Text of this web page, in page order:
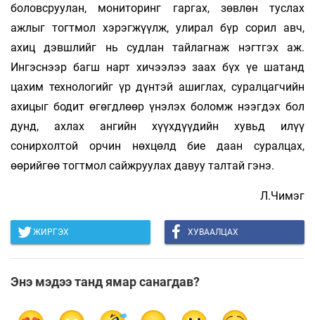
боловсруулан, мониторинг гаргах, зөвлөн туслах
ажлыг тогтмол хэрэгжүүлж, улирал бүр сорил авч,
ахиц дэвшлийг нь судлан тайлагнаж нэгтгэх аж.
Ингэснээр багш нарт хичээлээ заах бүх үе шатанд
цахим технологийг үр дүнтэй ашиглах, суралцагчийн
ахицыг бодит өгөгдлөөр үнэлэх боломж нээгдэх бол
дунд, ахлах ангийн хүүхдүүдийн хувьд илүү
сонирхолтой орчин нөхцөлд бие даан суралцах,
өөрийгөө тогтмол сайжруулах давуу талтай гэнэ.
Л.Чимэг
ЖИРГЭХ ХУВААЛЦАХ
Энэ мэдээ танд ямар санагдав?